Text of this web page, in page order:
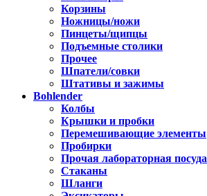
Корзины
Ножницы/ножи
Пинцеты/щипцы
Подъемные столики
Прочее
Шпатели/совки
Штативы и зажимы
Bohlender
Колбы
Крышки и пробки
Перемешивающие элементы
Пробирки
Прочая лабораторная посуда
Стаканы
Шланги